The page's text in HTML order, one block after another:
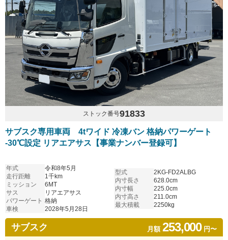
ストック番号91833
サブスク専用車両 4tワイド 冷凍バン 格納パワーゲート
-30℃設定 リアエアサス【事業ナンバー登録可】
年式
令和8年5月
走行距離
1千km
ミッション
6MT
サス
リアエアサス
パワーゲート 格納
車検
2028年5月28日
型式
2KG-FD2ALBG
内寸長さ
628.0cm
内寸幅
225.0cm
内寸高さ
211.0cm
最大積載
2250kg
サブスク 月額253,000円〜